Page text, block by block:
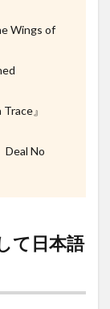
Wings of
』
No
て日本語